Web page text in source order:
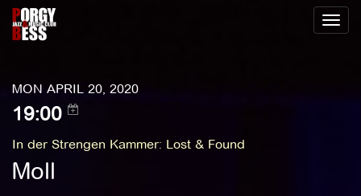
Toggle
MON APRIL 20, 2020
19:00
In der Strengen Kammer: Lost & Found
Moll